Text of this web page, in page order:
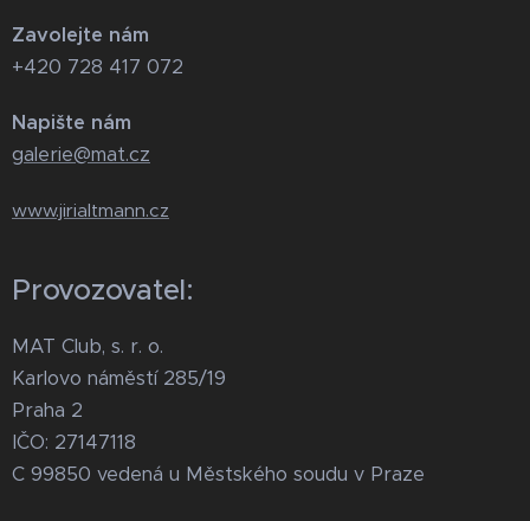
Zavolejte nám
+420 728 417 072
Napište nám
galerie@mat.cz
www.jirialtmann.cz
Provozovatel:
MAT Club, s. r. o.
Karlovo náměstí 285/19
Praha 2
IČO: 27147118
C 99850 vedená u Městského soudu v Praze